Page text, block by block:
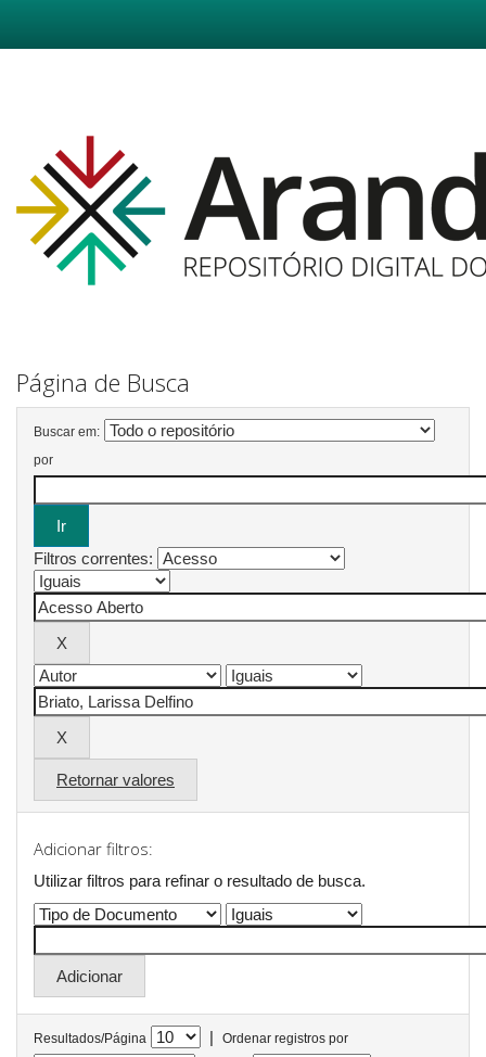
Página de Busca
Buscar em:
por
Filtros correntes:
Retornar valores
Adicionar filtros:
Utilizar filtros para refinar o resultado de busca.
Resultados/Página |
Ordenar registros por